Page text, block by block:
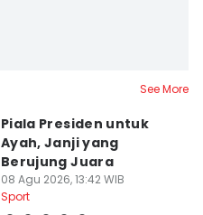
See More
Piala Presiden untuk
Ayah, Janji yang
Berujung Juara
08 Agu 2026, 13:42 WIB
Sport